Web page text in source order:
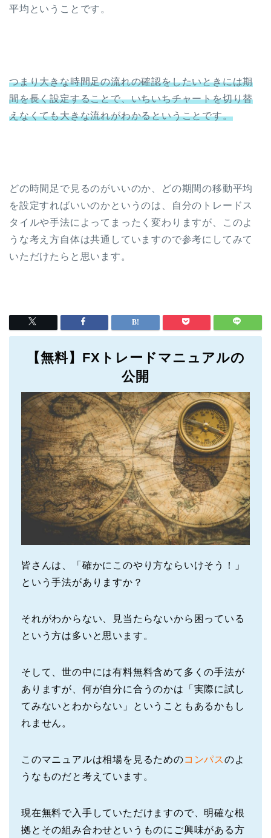
平均ということです。
つまり大きな時間足の流れの確認をしたいときには期
間を長く設定することで、いちいちチャートを切り替
えなくても大きな流れがわかるということです。
どの時間足で見るのがいいのか、どの期間の移動平均
を設定すればいいのかというのは、自分のトレードス
タイルや手法によってまったく変わりますが、このよ
うな考え方自体は共通していますので参考にしてみて
いただけたらと思います。
【無料】FXトレードマニュアルの
公開
皆さんは、「確かにこのやり方ならいけそう！」
という手法がありますか？
それがわからない、見当たらないから困っている
という方は多いと思います。
そして、世の中には有料無料含めて多くの手法が
ありますが、何が自分に合うのかは「実際に試し
てみないとわからない」ということもあるかもし
れません。
このマニュアルは相場を見るためのコンパスのよ
うなものだと考えています。
現在無料で入手していただけますので、明確な根
拠とその組み合わせというものにご興味がある方